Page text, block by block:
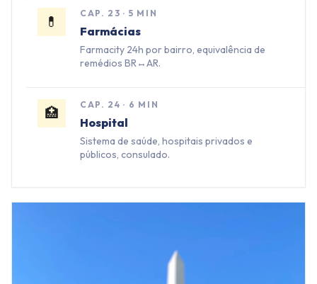
💊 CAP. 23 · 5 MIN
Farmácias
Farmacity 24h por bairro, equivalência de
remédios BR↔AR.
🏥 CAP. 24 · 6 MIN
Hospital
Sistema de saúde, hospitais privados e
públicos, consulado.